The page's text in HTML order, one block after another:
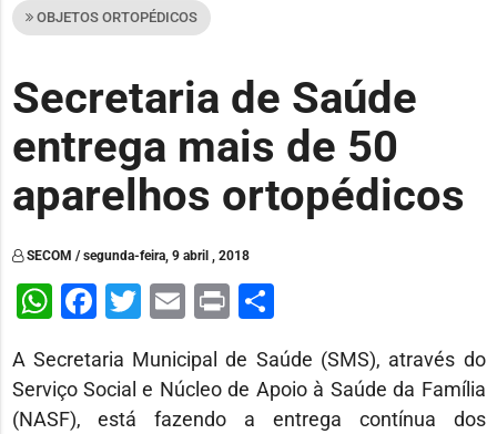
OBJETOS ORTOPÉDICOS
Secretaria de Saúde
entrega mais de 50
aparelhos ortopédicos
SECOM / segunda-feira, 9 abril , 2018
WhatsApp
Facebook
Twitter
Email
PrintShare
A Secretaria Municipal de Saúde (SMS), através do
Serviço Social e Núcleo de Apoio à Saúde da Família
(NASF), está fazendo a entrega contínua dos